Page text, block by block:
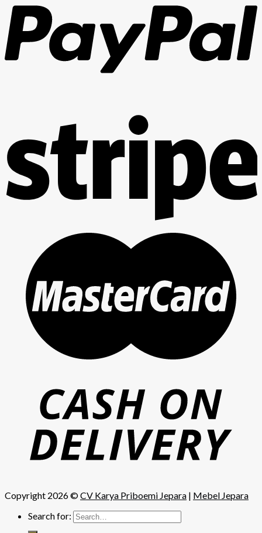
Copyright 2026 ©CV Karya Priboemi Jepara | Mebel Jepara
Search for: